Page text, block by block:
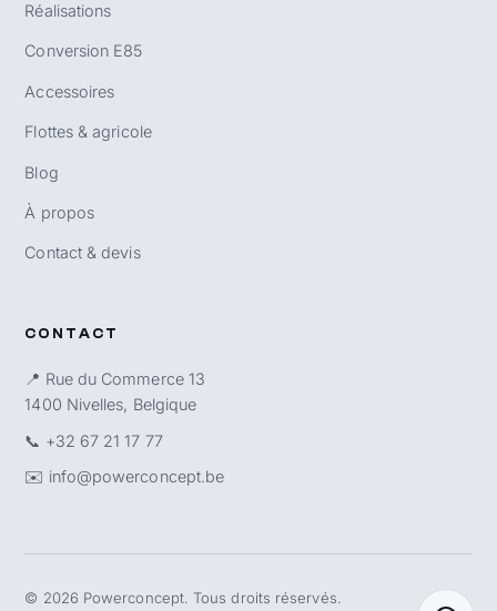
Réalisations
Conversion E85
Accessoires
Flottes & agricole
Blog
À propos
Contact & devis
CONTACT
📍 Rue du Commerce 13
1400 Nivelles, Belgique
📞 +32 67 21 17 77
✉️ info@powerconcept.be
© 2026 Powerconcept. Tous droits réservés.